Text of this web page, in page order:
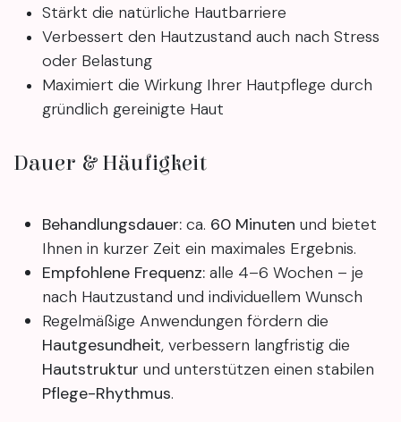
Stärkt die natürliche Hautbarriere
Verbessert den Hautzustand auch nach Stress
oder Belastung
Maximiert die Wirkung Ihrer Hautpflege durch
gründlich gereinigte Haut
Dauer & Häufigkeit
Behandlungsdauer: ca. 60 Minuten und bietet
Ihnen in kurzer Zeit ein maximales Ergebnis.
Empfohlene Frequenz: alle 4–6 Wochen – je
nach Hautzustand und individuellem Wunsch
Regelmäßige Anwendungen fördern die
Hautgesundheit, verbessern langfristig die
Hautstruktur und unterstützen einen stabilen
Pflege-Rhythmus.